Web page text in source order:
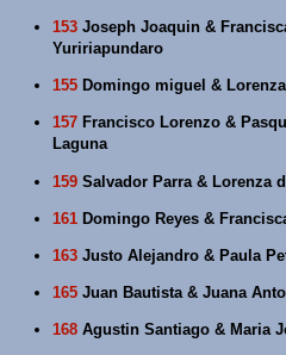
153 Joseph Joaquin &
Yuririapundaro
155 Domingo miguel &
157 Francisco Lorenzo &
Laguna
159 Salvador Parra & Lorenza
161 Domingo Reyes &
163 Justo Alejandro & Paula
165 Juan Bautista & Juana
168 Agustin Santiago & Maria